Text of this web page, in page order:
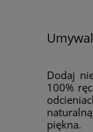
Dodaj
100%
piękna.